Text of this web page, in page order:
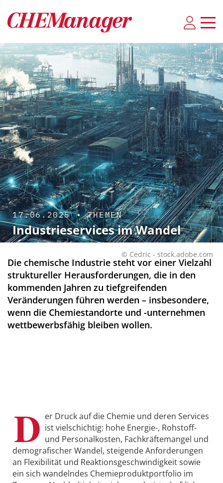
17.06.2025 •THEMEN
Industrieservices im Wandel
© Cedric - stock.adobe.com
Die chemische Industrie steht vor einer Vielzahl
struktureller Herausforderungen, die in den
kommenden Jahren zu tiefgreifenden
Veränderungen führen werden – insbesondere,
wenn die Chemiestandorte und -unternehmen
wettbewerbsfähig bleiben wollen.
D er Druck auf die Chemie und deren Services
ist vielschichtig: hohe Energie-, Rohstoff-
und Personalkosten, Fachkräftemangel und
demografischer Wandel, steigende Anforderungen
an Flexibilität und Reaktionsgeschwindigkeit sowie
ein sich wandelndes Chemieproduktportfolio im